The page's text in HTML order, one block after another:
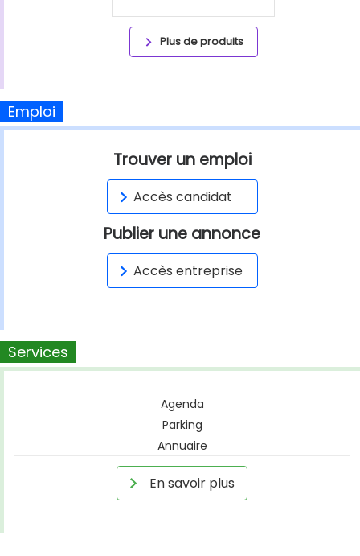
Plus de produits
Emploi
Trouver un emploi
Accès candidat
Publier une annonce
Accès entreprise
Services
Agenda
Parking
Annuaire
En savoir plus